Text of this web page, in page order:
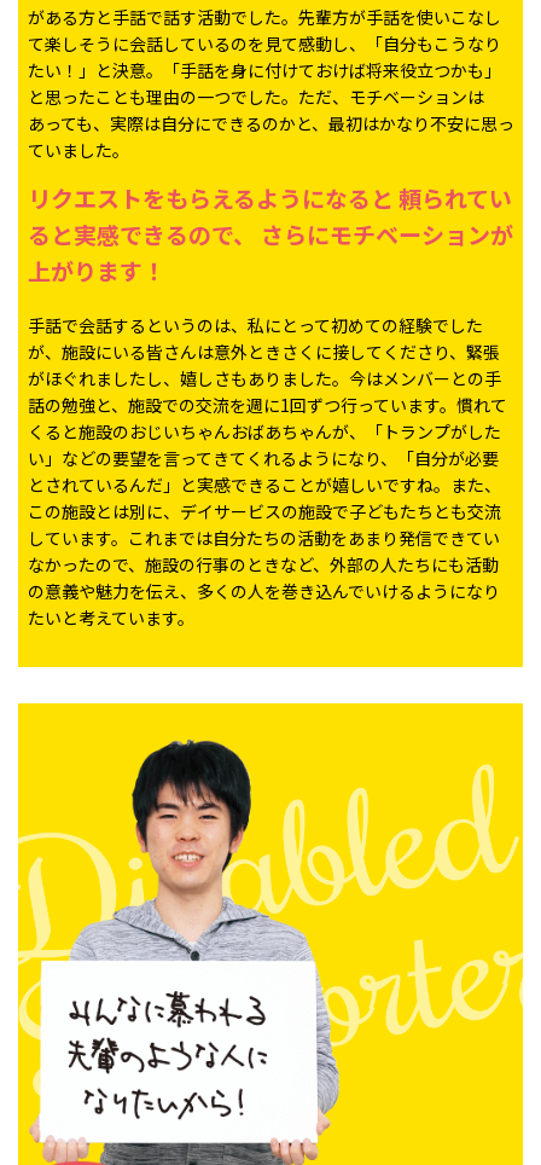
がある方と手話で話す活動でした。先輩方が手話を使いこなし
て楽しそうに会話しているのを見て感動し、「自分もこうなり
たい！」と決意。「手話を身に付けておけば将来役立つかも」
と思ったことも理由の一つでした。ただ、モチベーションは
あっても、実際は自分にできるのかと、最初はかなり不安に思っ
ていました。
リクエストをもらえるようになると 頼られてい
ると実感できるので、
さらにモチベーションが
上がります！
手話で会話するというのは、私にとって初めての経験でした
が、施設にいる皆さんは意外ときさくに接してくださり、緊張
がほぐれましたし、嬉しさもありました。今はメンバーとの手
話の勉強と、施設での交流を週に1回ずつ行っています。慣れて
くると施設のおじいちゃんおばあちゃんが、「トランプがした
い」などの要望を言ってきてくれるようになり、「自分が必要
とされているんだ」と実感できることが嬉しいですね。また、
この施設とは別に、デイサービスの施設で子どもたちとも交流
しています。これまでは自分たちの活動をあまり発信できてい
なかったので、施設の行事のときなど、外部の人たちにも活動
の意義や魅力を伝え、多くの人を巻き込んでいけるようになり
たいと考えています。